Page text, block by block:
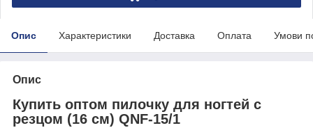
Опис Характеристики Доставка Оплата Умови
Опис
Купить оптом пилочку для ногтей с
резцом (16 см) QNF-15/1